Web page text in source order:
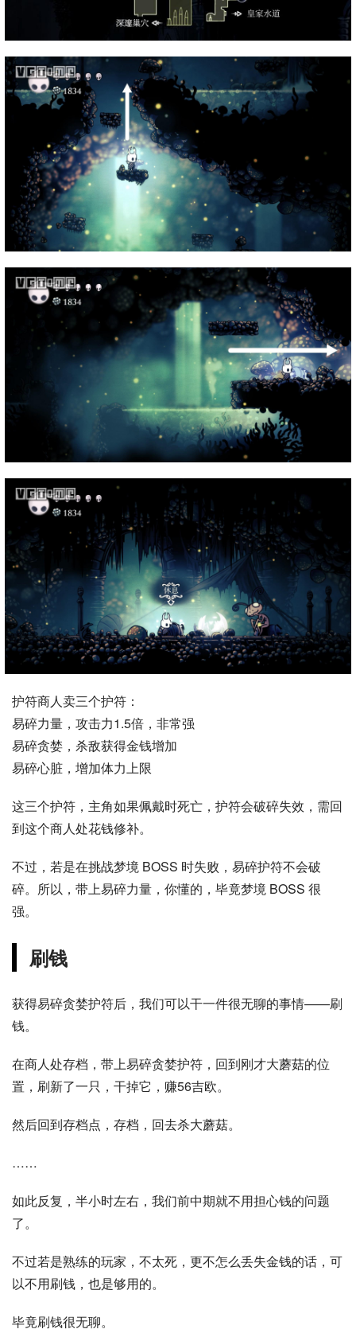
护符商人卖三个护符：
易碎力量，攻击力1.5倍，非常强
易碎贪婪，杀敌获得金钱增加
易碎心脏，增加体力上限
这三个护符，主角如果佩戴时死亡，护符会破碎失效，需回
到这个商人处花钱修补。
不过，若是在挑战梦境 BOSS 时失败，易碎护符不会破
碎。所以，带上易碎力量，你懂的，毕竟梦境 BOSS 很
强。
刷钱
获得易碎贪婪护符后，我们可以干一件很无聊的事情——刷
钱。
在商人处存档，带上易碎贪婪护符，回到刚才大蘑菇的位
置，刷新了一只，干掉它，赚56吉欧。
然后回到存档点，存档，回去杀大蘑菇。
……
如此反复，半小时左右，我们前中期就不用担心钱的问题
了。
不过若是熟练的玩家，不太死，更不怎么丢失金钱的话，可
以不用刷钱，也是够用的。
毕竟刷钱很无聊。